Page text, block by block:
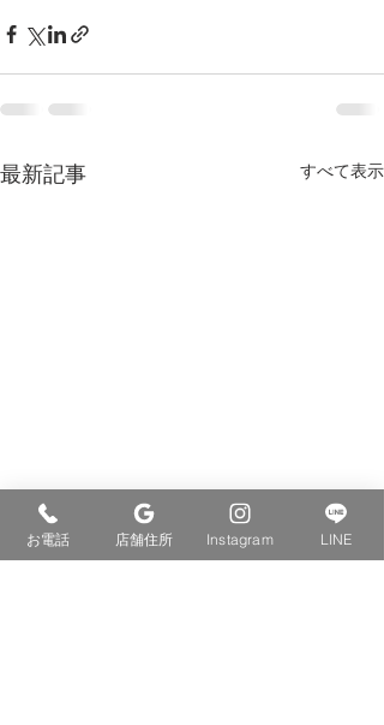
最新記事 すべて表示
お電話 店舗住所 Instagram LINE